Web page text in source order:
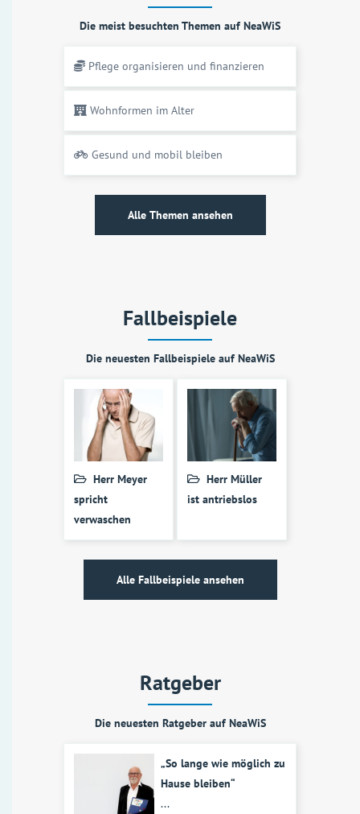
Die meist besuchten Themen auf NeaWiS
Pflege organisieren und finanzieren
Wohnformen im Alter
Gesund und mobil bleiben
Alle Themen ansehen
Fallbeispiele
Die neuesten Fallbeispiele auf NeaWiS
Herr Meyer
spricht
verwaschen
Herr Müller
ist antriebslos
Alle Fallbeispiele ansehen
Ratgeber
Die neuesten Ratgeber auf NeaWiS
„So lange wie möglich zu
Hause bleiben“
...